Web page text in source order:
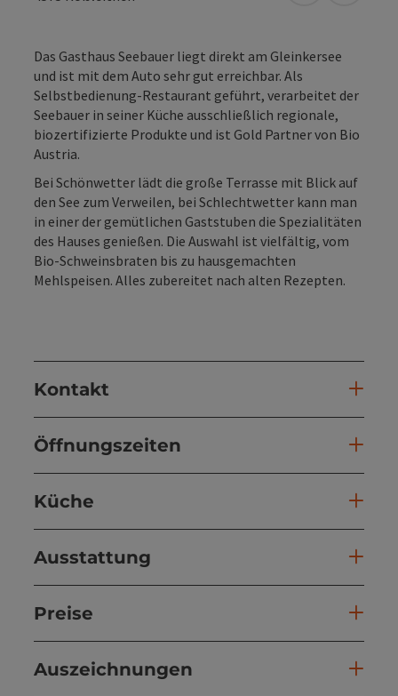
Das Gasthaus Seebauer liegt direkt am Gleinkersee
und ist mit dem Auto sehr gut erreichbar. Als
Selbstbedienung-Restaurant geführt, verarbeitet der
Seebauer in seiner Küche ausschließlich regionale,
biozertifizierte Produkte und ist Gold Partner von Bio
Austria.
Bei Schönwetter lädt die große Terrasse mit Blick auf
den See zum Verweilen, bei Schlechtwetter kann man
in einer der gemütlichen Gaststuben die Spezialitäten
des Hauses genießen. Die Auswahl ist vielfältig, vom
Bio-Schweinsbraten bis zu hausgemachten
Mehlspeisen. Alles zubereitet nach alten Rezepten.
Kontakt
Öffnungszeiten
Küche
Ausstattung
Preise
Auszeichnungen